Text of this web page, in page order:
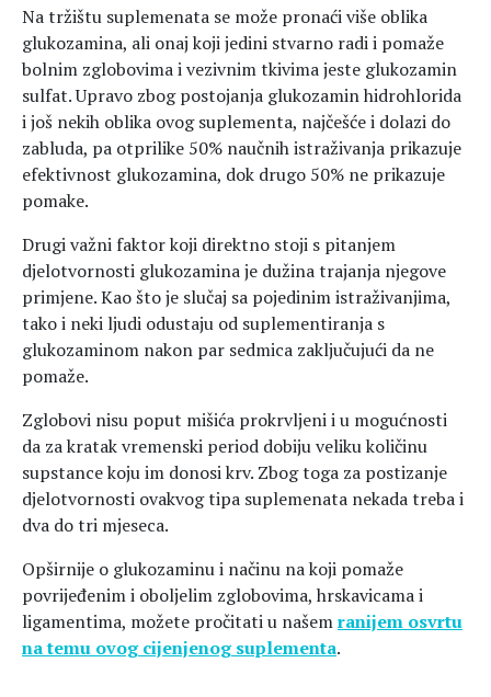
Na tržištu suplemenata se može pronaći više oblika
glukozamina, ali onaj koji jedini stvarno radi i pomaže
bolnim zglobovima i vezivnim tkivima jeste glukozamin
sulfat. Upravo zbog postojanja glukozamin hidrohlorida
i još nekih oblika ovog suplementa, najčešće i dolazi do
zabluda, pa otprilike 50% naučnih istraživanja prikazuje
efektivnost glukozamina, dok drugo 50% ne prikazuje
pomake.
Drugi važni faktor koji direktno stoji s pitanjem
djelotvornosti glukozamina je dužina trajanja njegove
primjene. Kao što je slučaj sa pojedinim istraživanjima,
tako i neki ljudi odustaju od suplementiranja s
glukozaminom nakon par sedmica zaključujući da ne
pomaže.
Zglobovi nisu poput mišića prokrvljeni i u mogućnosti
da za kratak vremenski period dobiju veliku količinu
supstance koju im donosi krv. Zbog toga za postizanje
djelotvornosti ovakvog tipa suplemenata nekada treba i
dva do tri mjeseca.
Opširnije o glukozaminu i načinu na koji pomaže
povrijeđenim i oboljelim zglobovima, hrskavicama i
ligamentima, možete pročitati u našemranijem osvrtu
na temu ovog cijenjenog suplementa.